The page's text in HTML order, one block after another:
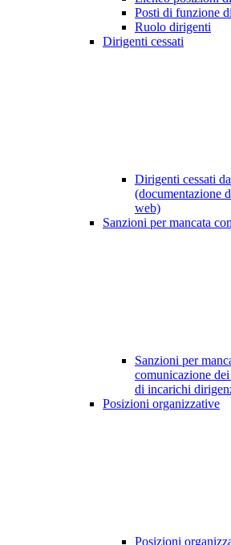
Posti di funzione
Ruolo dirigenti
Dirigenti cessati
Dirigenti cessati
(documentazione
web)
Sanzioni per mancata
Sanzioni per
comunicazione
di incarichi
Posizioni organizzative
Posizioni